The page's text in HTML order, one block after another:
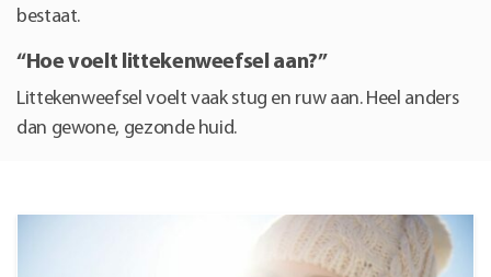
bestaat.
“Hoe voelt littekenweefsel aan?”
Littekenweefsel voelt vaak stug en ruw aan. Heel anders
dan gewone, gezonde huid.